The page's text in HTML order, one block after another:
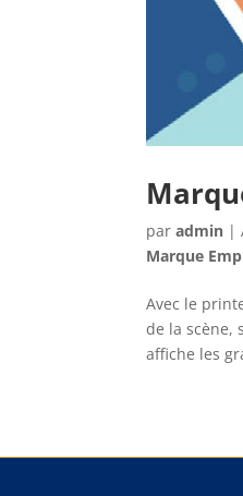
paradmin |
Marque
Avec le
de la scène,
affiche les